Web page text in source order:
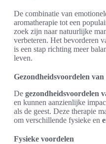
De combinatie van
aromatherapie tot een
zoek zijn naar natuurlijke
verbeteren. Het bevorderen
is een stap richting meer
leven.
Gezondheidsvoordelen
De gezondheidsvoordelen
en kunnen aanzienlijke
als de geest. Deze therapie
om verschillende fysieke en
Fysieke voordelen